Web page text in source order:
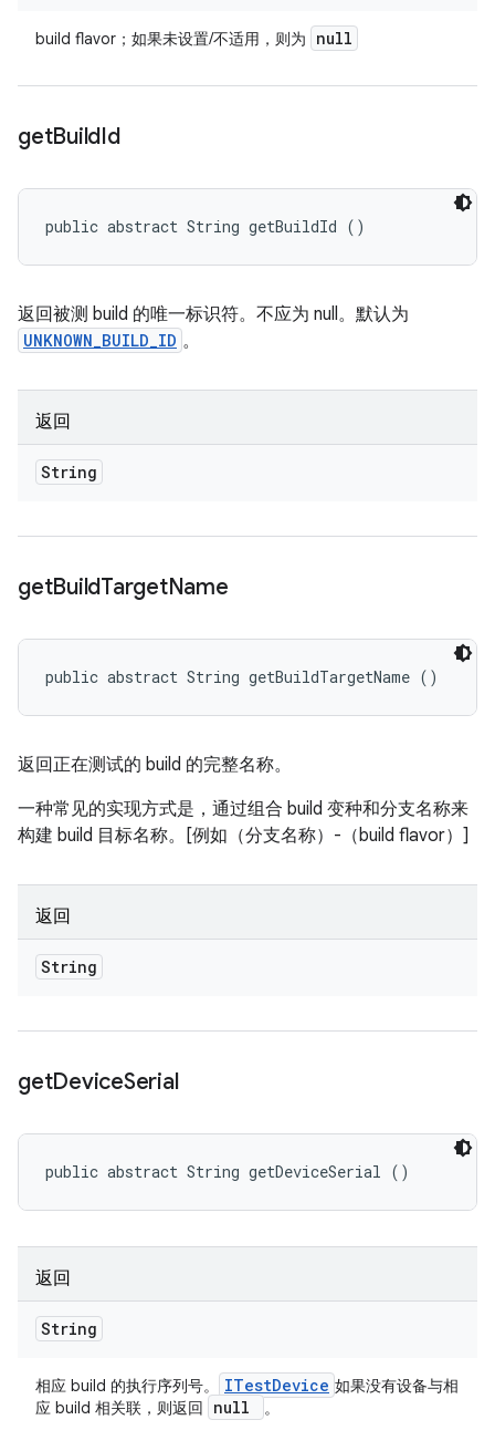
build flavor；如果未设置/不适用，则为 null
getBuildId
public abstract String getBuildId ()
返回被测 build 的唯一标识符。不应为 null。默认为
UNKNOWN_BUILD_ID 。
返回
String
getBuildTargetName
public abstract String getBuildTargetName ()
返回正在测试的 build 的完整名称。
一种常见的实现方式是，通过组合 build 变种和分支名称来
构建 build 目标名称。[例如（分支名称）-（build flavor）]
返回
String
getDeviceSerial
public abstract String getDeviceSerial ()
返回
String
相应 build 的执行序列号。 ITestDevice 如果没有设备与相
应 build 相关联，则返回
null 。